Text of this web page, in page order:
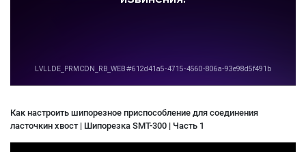
Как настроить шипорезное приспособление для соединения
ласточкин хвост | Шипорезка SMT-300 | Часть 1